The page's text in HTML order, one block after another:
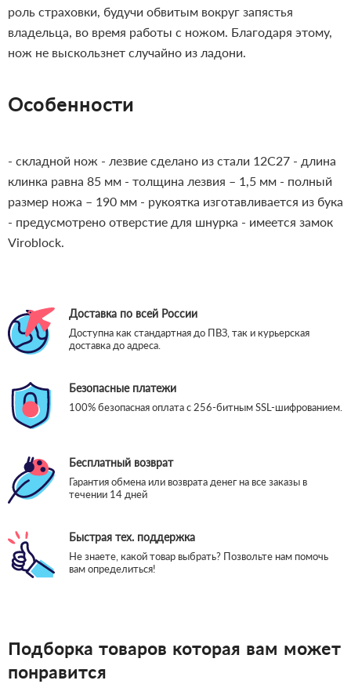
роль страховки, будучи обвитым вокруг запястья
владельца, во время работы с ножом. Благодаря этому,
нож не выскользнет случайно из ладони.
Особенности
- складной нож - лезвие сделано из стали 12C27 - длина
клинка равна 85 мм - толщина лезвия – 1,5 мм - полный
размер ножа – 190 мм - рукоятка изготавливается из бука
- предусмотрено отверстие для шнурка - имеется замок
Viroblock.
Доставка по всей России
Доступна как стандартная до ПВЗ, так и курьерская
доставка до адреса.
Безопасные платежи
100% безопасная оплата с 256-битным SSL-шифрованием.
Бесплатный возврат
Гарантия обмена или возврата денег на все заказы в
течении 14 дней
Быстрая тех. поддержка
Не знаете, какой товар выбрать? Позвольте нам помочь
вам определиться!
Подборка товаров которая вам может
понравится